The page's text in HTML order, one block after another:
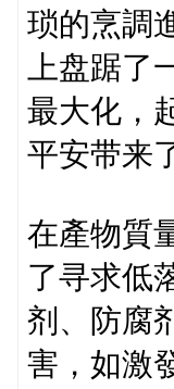
琐的烹調
上盘踞
最大化，
平安带来
在產物質
了寻求低
剂、防腐
害，如激